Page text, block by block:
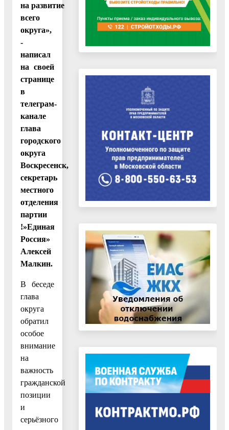
на развитие
всего
округа»,
-
написал
на своей
странице
в
телеграм-
канале
глава
городского
округа
Воскресенск,
секретарь
местного
отделения
партии
!»Единая
Россия»
Алексей
Малкин.
В беседе
глава
округа
обратил
особое
внимание
на
важность
гражданской
позиции
и
серьёзного